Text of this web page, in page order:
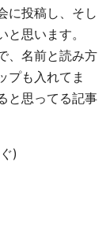
に投稿し、そし
思います。
、名前と読み方
プも入れてま
と思ってる記事
)